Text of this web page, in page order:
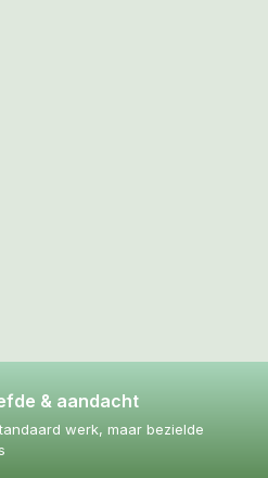
& aandacht
werk, maar bezielde